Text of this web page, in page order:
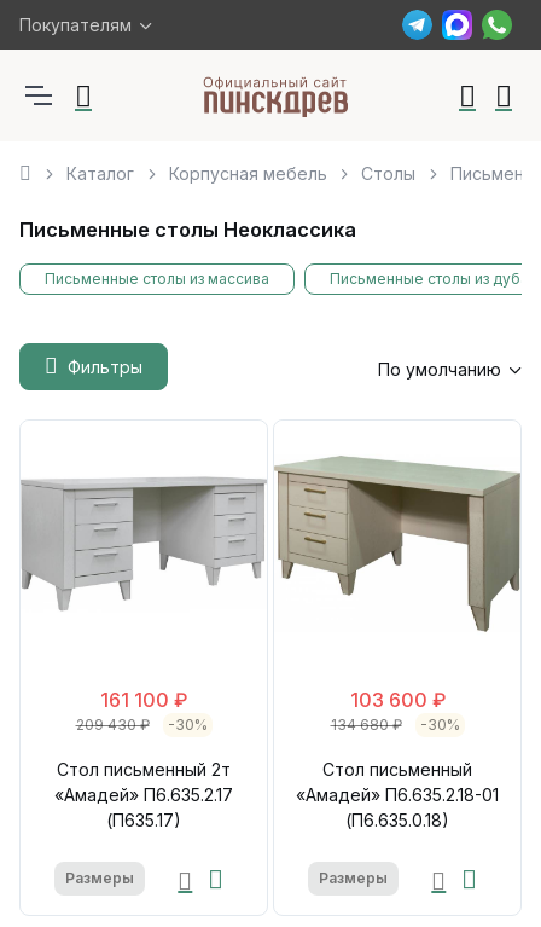
Покупателям
Каталог Корпусная мебель Столы
Письменные столы Неоклассика
Письменные столы из массива Письменные столы из дуба
Фильтры По умолчанию
161 100 ₽
209 430 ₽ -30%
Стол письменный 2т
«Амадей» П6.635.2.17
(П635.17)
Размеры
103 600 ₽
134 680 ₽ -30%
Стол письменный
«Амадей» П6.635.2.18-01
(П6.635.0.18)
Размеры